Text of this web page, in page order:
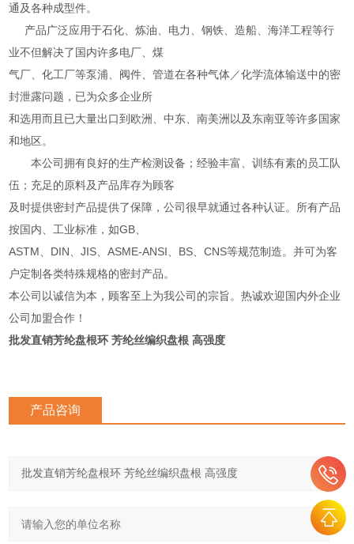
通及各种成型件。
产品广泛应用于石化、炼油、电力、钢铁、造船、海洋工程等行
业不但解决了国内许多电厂、煤
气厂、化工厂等泵浦、阀件、管道在各种气体／化学流体输送中的密
封泄露问题，已为众多企业所
和选用而且已大量出口到欧洲、中东、南美洲以及东南亚等许多国家
和地区。
本公司拥有良好的生产检测设备；经验丰富、训练有素的员工队
伍；充足的原料及产品库存为顾客
及时提供密封产品提供了保障，公司很早就通过各种认证。所有产品
按国内、工业标准，如GB、
ASTM、DIN、JIS、ASME-ANSI、BS、CNS等规范制造。并可为客
户定制各类特殊规格的密封产品。
本公司以诚信为本，顾客至上为我公司的宗旨。热诚欢迎国内外企业
公司加盟合作！
批发直销芳纶盘根环 芳纶丝编织盘根 高强度
产品咨询